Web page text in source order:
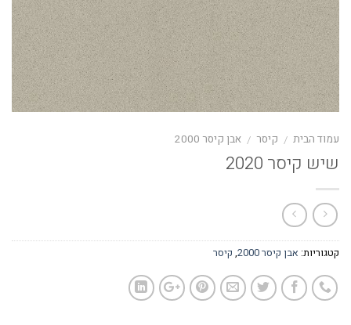
עמוד הבית / קיסר / אבן קיסר 2000
שיש קיסר 2020
קטגוריות: אבן קיסר 2000 , קיסר